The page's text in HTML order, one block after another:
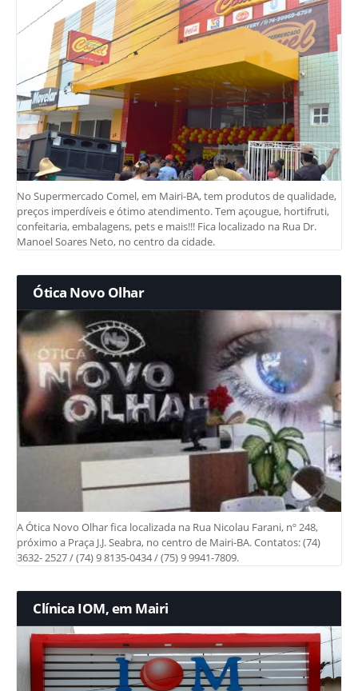
No Supermercado Comel, em Mairi-BA, tem produtos de qualidade,
preços imperdíveis e ótimo atendimento. Tem açougue, hortifruti,
confeitaria, embalagens, pets e mais!!! Fica localizado na Rua Dr.
Manoel Soares Neto, no centro da cidade.
Ótica Novo Olhar
A Ótica Novo Olhar fica localizada na Rua Nicolau Farani, nº 248,
próximo a Praça J.J. Seabra, no centro de Mairi-BA. Contatos: (74)
3632- 2527 / (74) 9 8135-0434 / (75) 9 9941-7809.
Clínica IOM, em Mairi